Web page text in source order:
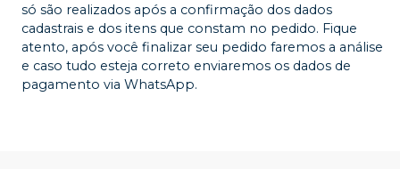
só são realizados após a confirmação dos dados
cadastrais e dos itens que constam no pedido. Fique
atento, após você finalizar seu pedido faremos a análise
e caso tudo esteja correto enviaremos os dados de
pagamento via WhatsApp.